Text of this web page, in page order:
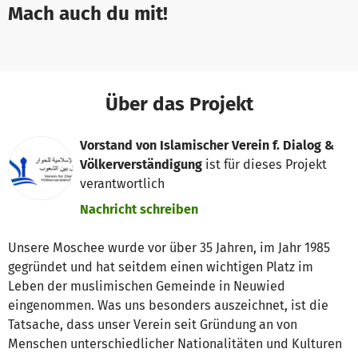
Mach auch du mit!
Über das Projekt
Vorstand von Islamischer Verein f. Dialog &
Völkerverständigung ist für dieses Projekt
verantwortlich
Nachricht schreiben
Unsere Moschee wurde vor über 35 Jahren, im Jahr 1985
gegründet und hat seitdem einen wichtigen Platz im
Leben der muslimischen Gemeinde in Neuwied
eingenommen. Was uns besonders auszeichnet, ist die
Tatsache, dass unser Verein seit Gründung an von
Menschen unterschiedlicher Nationalitäten und Kulturen